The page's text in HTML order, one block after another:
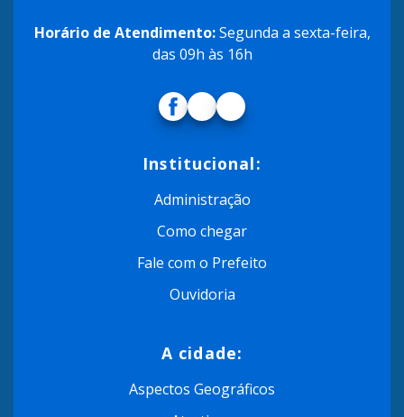
Horário de Atendimento:Segunda a sexta-feira,
das 09h às 16h
Institucional:
Administração
Como chegar
Fale com o Prefeito
Ouvidoria
A cidade:
Aspectos Geográficos